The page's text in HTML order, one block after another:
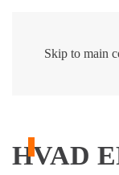
Skip to main
HVAD